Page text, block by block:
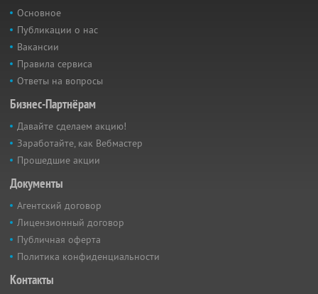
Основное
Публикации о нас
Вакансии
Правила сервиса
Ответы на вопросы
Бизнес-Партнёрам
Давайте сделаем акцию!
Заработайте, как Вебмастер
Прошедшие акции
Документы
Агентский договор
Лицензионный договор
Публичная оферта
Политика конфиденциальности
Контакты